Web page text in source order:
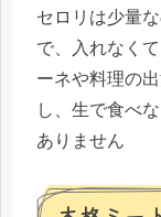
セロリは少量
で、入れなく
ーネや料理の
し、生で食べ
ありません